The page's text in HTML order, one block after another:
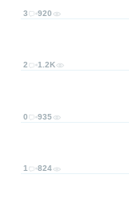
3 920
2 1.2K
0 935
1 824